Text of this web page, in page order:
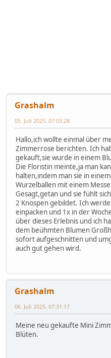
Grashalm
05. Juli 2025, 07:03:28
Hallo,ich wollte einmal über
Zimmerrose berichten. Ich
gekauft,sie wurde in einem
Die Floristin meinte,ja man
halten,indem man sie in
Wurzelballen mit einem
Gesagt,getan und sie fühlt
2 Knospen gebildet. Ich
einpacken und 1x in der
über dieses Erlebnis und ich
dem beühmten Blumen
sofort aufgeschnitten und
auch gut gehen wird.
Grashalm
06. Juli 2025, 07:31:17
Meine neu gekaufte Mini
Blüten.